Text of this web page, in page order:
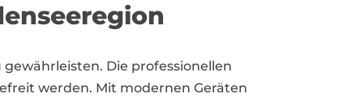
Die professionellen
werden. Mit modernen Geräten